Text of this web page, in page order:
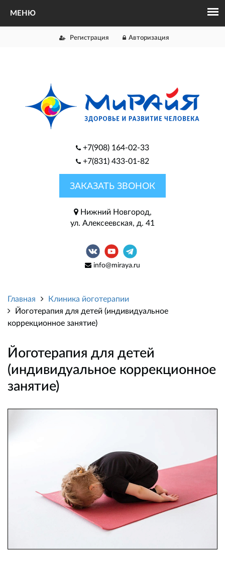
Регистрация Авторизация
+7(908) 164-02-33
+7(831) 433-01-82
ЗАКАЗАТЬ ЗВОНОК
Нижний Новгород,
ул. Алексеевская, д. 41
info@miraya.ru
Главная
Клиника йоготерапии
Йоготерапия для детей (индивидуальное
коррекционное занятие)
Йоготерапия для детей
(индивидуальное коррекционное
занятие)